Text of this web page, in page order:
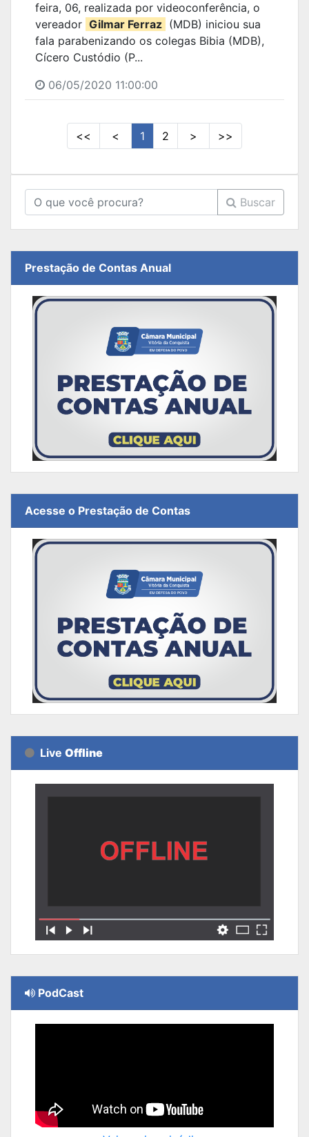
feira, 06, realizada por videoconferência, o
vereador Gilmar Ferraz (MDB) iniciou sua
fala parabenizando os colegas Bibia (MDB),
Cícero Custódio (P...
06/05/2020 11:00:00
<< < 1 2 > >>
Buscar
Prestação de Contas Anual
Acesse o Prestação de Contas
Live Offline
PodCast